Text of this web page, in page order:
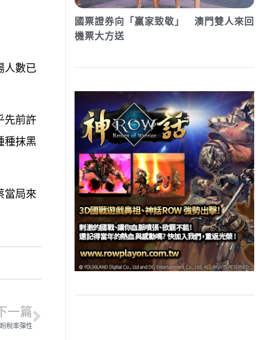
人數已
先前許
種抹黑
當局來
一篇
稅率彈性
國票證券向「贏家致敬」 澳門雙人來回
機票大方送